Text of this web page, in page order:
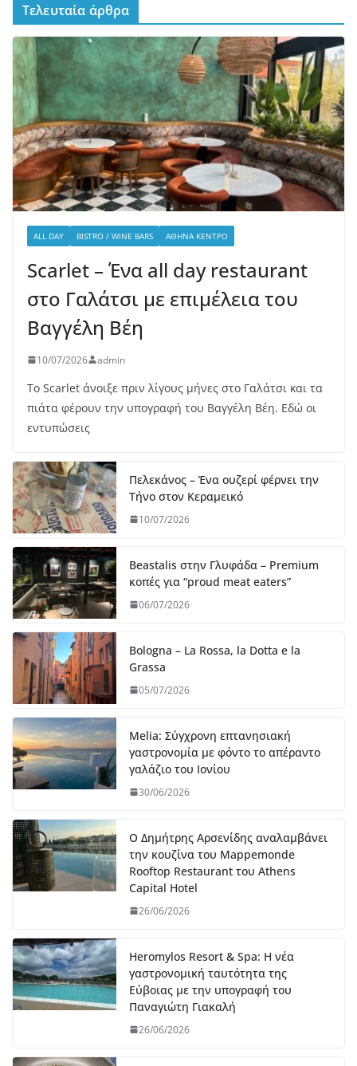
Τελευταία άρθρα
ALL DAY BISTRO / WINE BARS ΑΘΉΝΑ ΚΈΝΤΡΟ
Scarlet – Ένα all day restaurant
στο Γαλάτσι με επιμέλεια του
Βαγγέλη Βέη
10/07/2026 admin
Το Scarlet άνοιξε πριν λίγους μήνες στο Γαλάτσι και τα
πιάτα φέρουν την υπογραφή του Βαγγέλη Βέη. Εδώ οι
εντυπώσεις
Πελεκάνος – Ένα ουζερί φέρνει την
Τήνο στον Κεραμεικό
10/07/2026
Beastalis στην Γλυφάδα – Premium
κοπές για “proud meat eaters”
06/07/2026
Bologna – La Rossa, la Dotta e la
Grassa
05/07/2026
Melia: Σύγχρονη επτανησιακή
γαστρονομία με φόντο το απέραντο
γαλάζιο του Ιονίου
30/06/2026
Ο Δημήτρης Αρσενίδης αναλαμβάνει
την κουζίνα του Mappemonde
Rooftop Restaurant του Athens
Capital Hotel
26/06/2026
Heromylos Resort & Spa: Η νέα
γαστρονομική ταυτότητα της
Εύβοιας με την υπογραφή του
Παναγιώτη Γιακαλή
26/06/2026